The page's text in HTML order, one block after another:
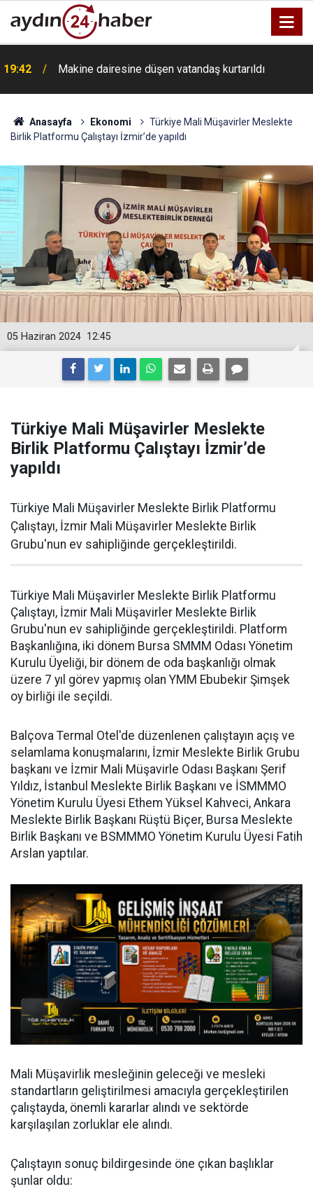
19:42 Makine dairesine düşen vatandaş kurtarıldı
Anasayfa Ekonomi
Türkiye Mali Müşavirler Meslekte
Birlik Platformu Çalıştayı İzmir’de yapıldı
12:45
05 Haziran 2024
Türkiye Mali Müşavirler Meslekte
Birlik Platformu Çalıştayı İzmir’de
yapıldı
Türkiye Mali Müşavirler Meslekte Birlik Platformu
Çalıştayı, İzmir Mali Müşavirler Meslekte Birlik
Grubu'nun ev sahipliğinde gerçekleştirildi.
Türkiye Mali Müşavirler Meslekte Birlik Platformu
Çalıştayı, İzmir Mali Müşavirler Meslekte Birlik
Grubu'nun ev sahipliğinde gerçekleştirildi. Platform
Başkanlığına, iki dönem Bursa SMMM Odası Yönetim
Kurulu Üyeliği, bir dönem de oda başkanlığı olmak
üzere 7 yıl görev yapmış olan YMM Ebubekir Şimşek
oy birliği ile seçildi.
Balçova Termal Otel'de düzenlenen çalıştayın açış ve
selamlama konuşmalarını, İzmir Meslekte Birlik Grubu
başkanı ve İzmir Mali Müşavirle Odası Başkanı Şerif
Yıldız, İstanbul Meslekte Birlik Başkanı ve İSMMMO
Yönetim Kurulu Üyesi Ethem Yüksel Kahveci, Ankara
Meslekte Birlik Başkanı Rüştü Biçer, Bursa Meslekte
Birlik Başkanı ve BSMMMO Yönetim Kurulu Üyesi Fatih
Arslan yaptılar.
Mali Müşavirlik mesleğinin geleceği ve mesleki
standartların geliştirilmesi amacıyla gerçekleştirilen
çalıştayda, önemli kararlar alındı ve sektörde
karşılaşılan zorluklar ele alındı.
Çalıştayın sonuç bildirgesinde öne çıkan başlıklar
şunlar oldu: